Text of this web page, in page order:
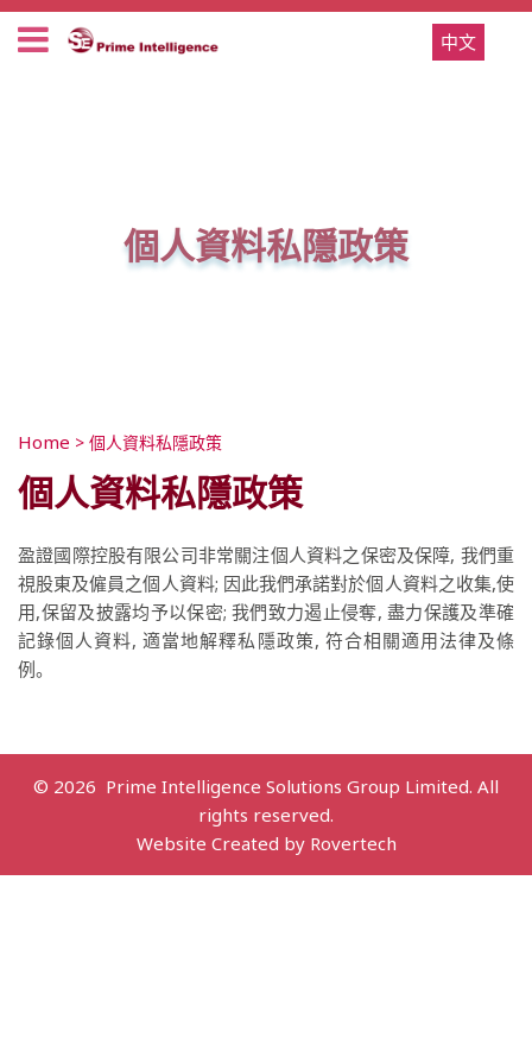
中文
Home > 個人資料私隱政策
個人資料私隱政策
個人資料私隱政策
盈證國際控股有限公司非常關注個人資料之保密及保障, 我們重
視股東及僱員之個人資料; 因此我們承諾對於個人資料之收集,使
用,保留及披露均予以保密; 我們致力遏止侵奪, 盡力保護及準確
記錄個人資料, 適當地解釋私隱政策, 符合相關適用法律及條
例。
© 2026 Prime Intelligence Solutions Group Limited. All
rights reserved.
Website Created by Rovertech